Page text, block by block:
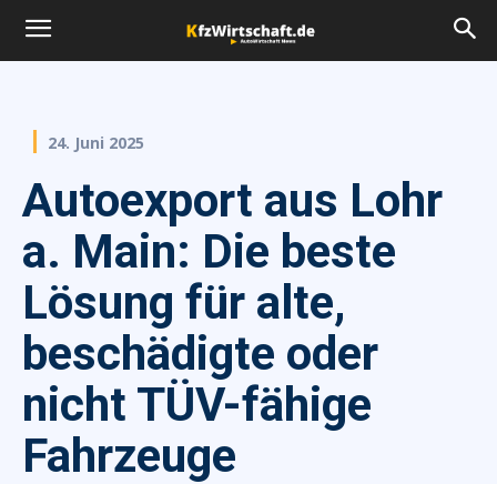
24. Juni 2025
Autoexport aus Lohr
a. Main: Die beste
Lösung für alte,
beschädigte oder
nicht TÜV-fähige
Fahrzeuge